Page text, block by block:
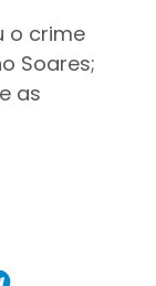
o crime
Soares;
as